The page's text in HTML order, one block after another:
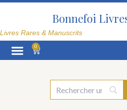
Aller
Bonnefoi
Livres Rares & Manuscrits
0
Panier